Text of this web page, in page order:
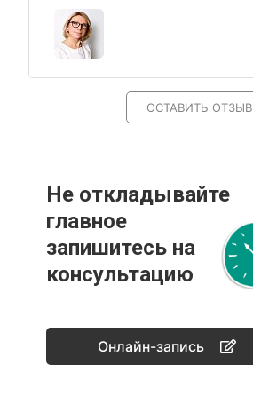
ОСТАВИТЬ ОТЗЫВ
Не откладывайте
главное
запишитесь на
консультацию
Онлайн-запись